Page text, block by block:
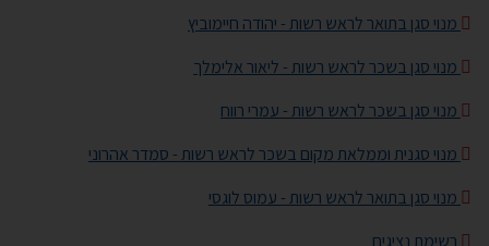
מנוי סגן בתואר לראש רשות - יהודה חיימוביץ
מנוי סגן בשכר לראש רשות - ליאור אלימלך
מנוי סגן בשכר לראש רשות - עמרי רווח
מנוי סגנית וממלאת מקום בשכר לראש רשות - סמדר אהרוני
מנוי סגן בתואר לראש רשות - עמוס לוגסי
רשימת נציגים